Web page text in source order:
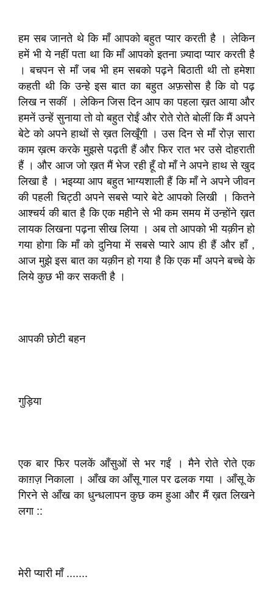
हम सब जानते थे कि माँ आपको बहुत प्यार करती है । लेकिन
हमें भी ये नहीं पता था कि माँ आपको इतना ज़्यादा प्यार करती है
। बचपन से माँ जब भी हम सबको पढ़ने बिठाती थी तो हमेशा
कहती थी कि उन्हे इस बात का बहुत अफ़सोस है कि वो पढ़
लिख न सकीं । लेकिन जिस दिन आप का पहला ख़त आया और
हमनें उन्हें सुनाया तो वो बहुत रोईं और रोते रोते बोलीं कि मैं अपने
बेटे को अपने हाथों से ख़त लिखूँगी । उस दिन से माँ रोज़ सारा
काम ख़त्म करके मुझसे पढ़ती हैं और फिर रात भर उसे दोहराती
हैं । और आज जो ख़त मैं भेज रही हूँ वो माँ ने अपने हाथ से खुद
लिखा है । भइय्या आप बहुत भाग्यशाली हैं कि माँ ने अपने जीवन
की पहली चिट्ठी अपने सबसे प्यारे बेटे आपको लिखी । कितने
आश्चर्य की बात है कि एक महीने से भी कम समय में उन्होंने ख़त
लायक लिखना पढ़ना सीख लिया । अब तो आपको भी यक़ीन हो
गया होगा कि माँ को दुनिया में सबसे प्यारे आप ही हैं और हाँ ,
आज मुझे इस बात का यक़ीन हो गया है कि एक माँ अपने बच्चे के
लिये कुछ भी कर सकती है ।
आपकी छोटी बहन
गुड़िया
एक बार फिर पलकें आँसुओं से भर गईं । मैने रोते रोते एक
काग़ज़ निकाला । आँख का आँसू गाल पर ढलक गया । आँसू के
गिरने से आँख का धुन्धलापन कुछ कम हुआ और मैं ख़त लिखने
लगा ::
मेरी प्यारी माँ .......